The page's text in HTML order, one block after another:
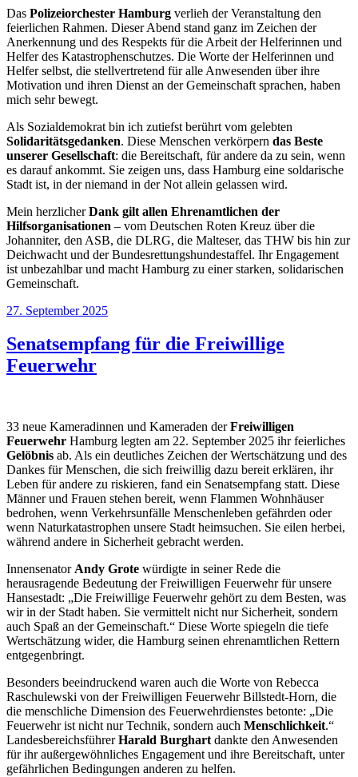
Das Polizeiorchester Hamburg verlieh der Veranstaltung den
feierlichen Rahmen. Dieser Abend stand ganz im Zeichen der
Anerkennung und des Respekts für die Arbeit der Helferinnen und
Helfer des Katastrophenschutzes. Die Worte der Helferinnen und
Helfer selbst, die stellvertretend für alle Anwesenden über ihre
Motivation und ihren Dienst an der Gemeinschaft sprachen, haben
mich sehr bewegt.
Als Sozialdemokrat bin ich zutiefst berührt vom gelebten
Solidaritätsgedanken. Diese Menschen verkörpern das Beste
unserer Gesellschaft: die Bereitschaft, für andere da zu sein, wenn
es darauf ankommt. Sie zeigen uns, dass Hamburg eine soldarische
Stadt ist, in der niemand in der Not allein gelassen wird.
Mein herzlicherDank gilt allen Ehrenamtlichen der
Hilfsorganisationen – vom Deutschen Roten Kreuz über die
Johanniter, den ASB, die DLRG, die Malteser, das THW bis hin zur
Deichwacht und der Bundesrettungshundestaffel. Ihr Engagement
ist unbezahlbar und macht Hamburg zu einer starken, solidarischen
Gemeinschaft.
Veröffentlicht
27. September 2025
Senatsempfang für die Freiwillige
Feuerwehr
33 neue Kameradinnen und Kameraden derFreiwilligen
Feuerwehr Hamburg legten am 22. September 2025 ihr feierliches
Gelöbnis ab. Als ein deutliches Zeichen der Wertschätzung und des
Dankes für Menschen, die sich freiwillig dazu bereit erklären, ihr
Leben für andere zu riskieren, fand ein Senatsempfang statt. Diese
Männer und Frauen stehen bereit, wenn Flammen Wohnhäuser
bedrohen, wenn Verkehrsunfälle Menschenleben gefährden oder
wenn Naturkatastrophen unsere Stadt heimsuchen. Sie eilen herbei,
während andere in Sicherheit gebracht werden.
Innensenator Andy Grote würdigte in seiner Rede die
herausragende Bedeutung der Freiwilligen Feuerwehr für unsere
Hansestadt: „Die Freiwillige Feuerwehr gehört zu dem Besten, was
wir in der Stadt haben. Sie vermittelt nicht nur Sicherheit, sondern
auch Spaß an der Gemeinschaft.“ Diese Worte spiegeln die tiefe
Wertschätzung wider, die Hamburg seinen ehrenamtlichen Rettern
entgegenbringt.
Besonders beeindruckend waren auch die Worte von Rebecca
Raschulewski von der Freiwilligen Feuerwehr Billstedt-Horn, die
die menschliche Dimension des Feuerwehrdienstes betonte: „Die
Feuerwehr ist nicht nur Technik, sondern auch Menschlichkeit.“
LandesbereichsführerHarald Burghart dankte den Anwesenden
für ihr außergewöhnliches Engagement und ihre Bereitschaft, unter
gefährlichen Bedingungen anderen zu helfen.